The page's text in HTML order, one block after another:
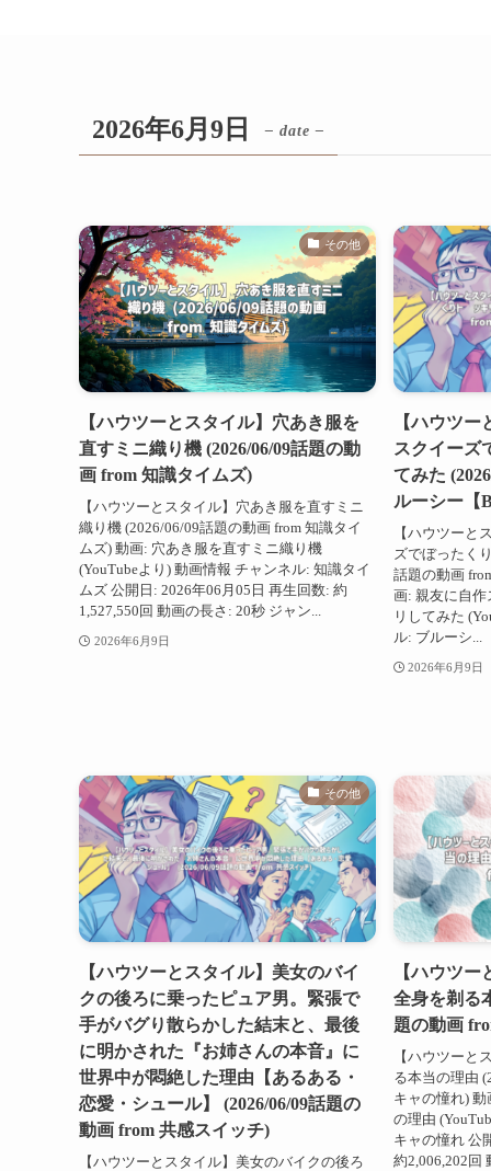
2026年6月9日 – date –
その他
【ハウツーとスタイル】穴あき服を
直すミニ織り機 (2026/06/09話題の動
画 from 知識タイムズ)
【ハウツーとスタイル】穴あき服を直すミニ
織り機 (2026/06/09話題の動画 from 知識タイ
ムズ) 動画: 穴あき服を直すミニ織り機
(YouTubeより) 動画情報 チャンネル: 知識タイ
ムズ 公開日: 2026年06月05日 再生回数: 約
1,527,550回 動画の長さ: 20秒 ジャン...
2026年6月9日
【ハウツ
スクイーズ
てみた
ルーシー【
【ハウツーと
ズでぼったく
話題の動画
画: 親友に自
リしてみた
ル: ブルーシ...
2026年6月9日
その他
【ハウツーとスタイル】美女のバイ
クの後ろに乗ったピュア男。緊張で
手がバグり散らかした結末と、最後
に明かされた『お姉さんの本音』に
世界中が悶絶した理由【あるある・
恋愛・シュール】 (2026/06/09話題の
動画 from 共感スイッチ)
【ハウツーとスタイル】美女のバイクの後ろ
【ハウツ
全身を剃る
題の動画
【ハウツーと
る本当の理由
キャの憧れ)
の理由
キャの憧れ 公
約2,006,202回